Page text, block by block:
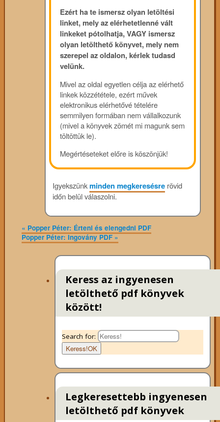
Ezért ha te ismersz olyan letöltési
linket, mely az elérhetetlenné vált
linkeket pótolhatja, VAGY ismersz
olyan letölthető könyvet, mely nem
szerepel az oldalon, kérlek tudasd
velünk.
Mivel az oldal egyetlen célja az elérhető
linkek közzététele, ezért művek
elektronikus elérhetővé tételére
semmilyen formában nem vállalkozunk
(mivel a könyvek zömét mi magunk sem
töltöttük le).
Megértéseteket előre is köszönjük!
Igyekszünkminden megkeresésre rövid
időn belül válaszolni.
« Popper Péter: Érteni és elengedni PDF
Popper Péter: Ingovány PDF »
Keress az ingyenesen
letölthető pdf könyvek
között!
Search for:
Keress!OK
Legkeresettebb ingyenesen
letölthető pdf könyvek